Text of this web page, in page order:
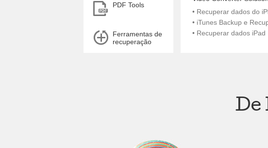
PDF Tools
Ferramentas de
recuperação
• Recuperar dados do
• iTunes Backup e
• Recuperar dados iPad
De